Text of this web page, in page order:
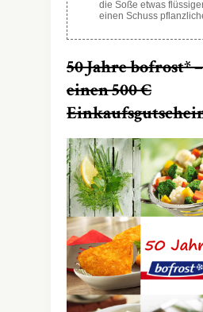
die Soße etwas
einen Schuss
50 Jahre bofrost*
einen 500 €